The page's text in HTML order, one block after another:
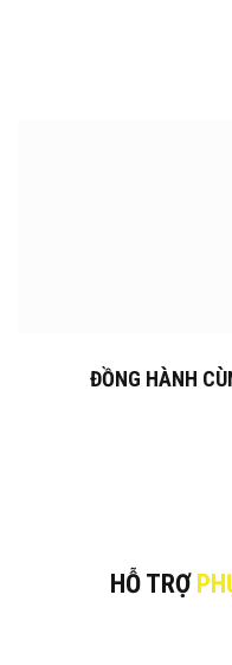
ĐỒNG HÀNH
HỖ TRỢ